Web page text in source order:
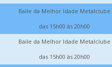
Baile da Melhor Idade Metalclube
das 15h00 às 20h00
Baile da Melhor Idade Metalclube
das 15h00 às 20h00